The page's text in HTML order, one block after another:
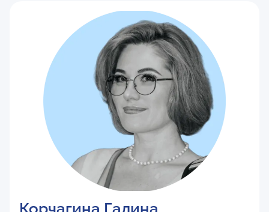
Корчагина Галина